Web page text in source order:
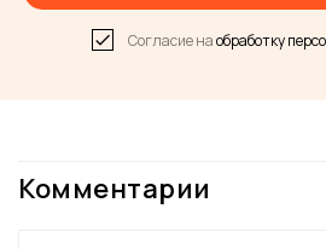
Согласие наобработку
Комментарии